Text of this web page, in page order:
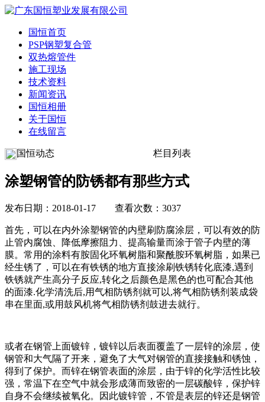
国恒首页
PSP钢塑复合管
双热熔管件
施工现场
技术资料
新闻资讯
国恒相册
关于国恒
在线留言
国恒动态 栏目列表
涂塑钢管的防锈都有那些方式
发布日期：2018-01-17 查看次数：3037
首先，可以在内外涂塑钢管的内壁刷防腐涂层，可以有效的防
止管内腐蚀、降低摩擦阻力、提高输量而涂于管子内壁的薄
膜。常用的涂料有胺固化环氧树脂和聚酰胺环氧树脂，如果已
经生锈了，可以在有铁锈的地方直接涂刷铁锈转化底漆,遇到
铁锈就产生高分子反应,转化之后颜色是黑色的也可配合其他
的面漆.化学清洗后,用气相防锈剂就可以,将气相防锈剂装成袋
串在里面,或用鼓风机将气相防锈剂鼓进去就行。
或者在钢管上面镀锌，镀锌以后表面覆盖了一层锌的涂层，使
钢管和大气隔了开来，避免了大气对钢管的直接接触和锈蚀，
得到了保护。而锌在钢管表面的涂层，由于锌的化学活性比较
强，常温下在空气中就会形成薄而致密的一层碳酸锌，保护锌
自身不会继续被氧化。因此镀锌管，不管是表层的锌还是钢管